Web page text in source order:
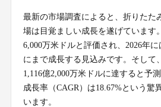
最新の市場調査によると、折りたた
場は目覚ましい成長を遂げています
6,000万米ドルと評価され、2026年
にまで成長する見込みです。そして
1,116億2,000万米ドルに達すると予
成長率（CAGR）は18.67%という驚
います。